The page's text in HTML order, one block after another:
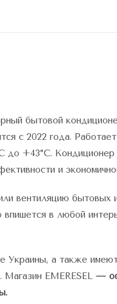
бытовой
с 2022 года.
+43°С. Кондиционер
и
вентиляцию бытовых
впишется в любой
а также
EMERESEL —